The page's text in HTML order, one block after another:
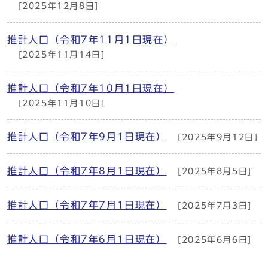
[2025年12月8日]
推計人口（令和7年11月1日現在）
[2025年11月14日]
推計人口（令和7年10月1日現在）
[2025年11月10日]
推計人口（令和7年9月1日現在） [2025年9月12日]
推計人口（令和7年8月1日現在） [2025年8月5日]
推計人口（令和7年7月1日現在） [2025年7月3日]
推計人口（令和7年6月1日現在） [2025年6月6日]